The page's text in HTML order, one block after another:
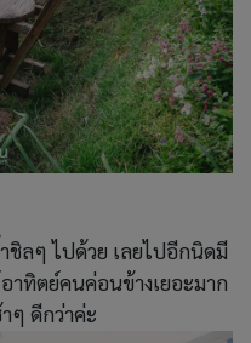
ชิลๆ ไปด้วย เลยไปอีกนิดมี
าทิตย์คนค่อนข้างเยอะมาก
ๆ ดีกว่าค่ะ